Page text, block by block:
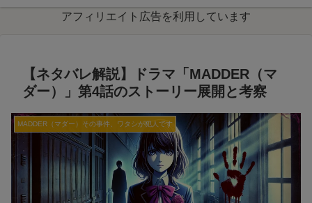
アフィリエイト広告を利用しています
【ネタバレ解説】ドラマ「MADDER（マ
ダー）」第4話のストーリー展開と考察
MADDER（マダー）その事件、ワタシが犯人です